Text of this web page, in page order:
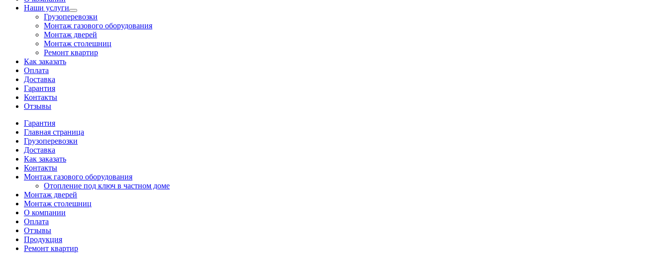
Наши услуги
Грузоперевозки
Монтаж газового оборудования
Монтаж дверей
Монтаж столешниц
Ремонт квартир
Как заказать
Оплата
Доставка
Гарантия
Контакты
Отзывы
Гарантия
Главная страница
Грузоперевозки
Доставка
Как заказать
Контакты
Монтаж газового оборудования
Отопление под ключ в частном доме
Монтаж дверей
Монтаж столешниц
О компании
Оплата
Отзывы
Продукция
Ремонт квартир